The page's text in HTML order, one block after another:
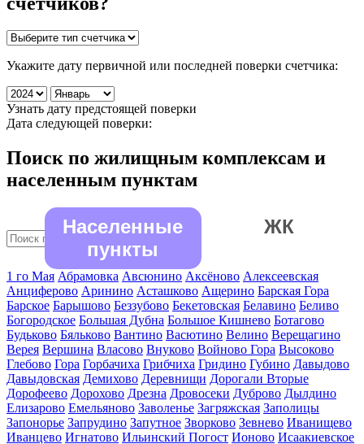
Укажите дату первичной или последней поверки счетчика:
Узнать дату предстоящей поверки
Дата следующей поверки:
Поиск по жилищным комплексам и
населенным пунктам
Населенные
пункты
ЖК
1 го Мая Абрамовка Авсюнино Аксёново Алексеевская
Анциферово Аринино Асташково Ащерино Барская Гора
Барское Барышово Беззубово Бекетовская Белавино Беливо
Богородское Большая Дубна Большое Кишнево Ботагово
Будьково Бяльково Вантино Васютино Велино Верещагино
Верея Вершина Власово Внуково Войново Гора Высоково
Глебово Гора Горбачиха Грибчиха Гридино Губино Давыдово
Давыдовская Демихово Деревнищи Дорогали Вторые
Дорофеево Дорохово Дрезна Дровосеки Дуброво Дылдино
Елизарово Емельяново Заволенье Загряжская Заполицы
Запонорье Запрудино Запутное Зворково Зевнево Иванищево
Иванцево Игнатово Ильинский Погост Ионово Исаакиевское